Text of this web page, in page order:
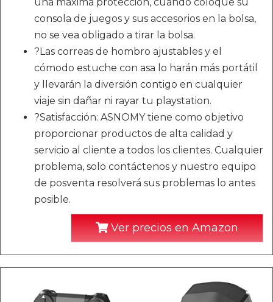
consola de juegos y sus accesorios en la bolsa,
no se vea obligado a tirar la bolsa.
?Las correas de hombro ajustables y el
cómodo estuche con asa lo harán más portátil
y llevarán la diversión contigo en cualquier
viaje sin dañar ni rayar tu playstation.
?Satisfacción: ASNOMY tiene como objetivo
proporcionar productos de alta calidad y
servicio al cliente a todos los clientes. Cualquier
problema, solo contáctenos y nuestro equipo
de posventa resolverá sus problemas lo antes
posible.
Ver precios en Amazon